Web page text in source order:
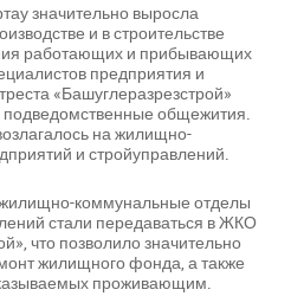
значительно выросла
и в строительстве
работающих и прибывающих
предприятия и
«Башуглеразрезстрой»
подведомственные общежития.
на жилищно-
и стройуправлений.
коммунальные отделы
стали передаваться в ЖКО
что позволило значительно
жилищного фонда, а также
проживающим.